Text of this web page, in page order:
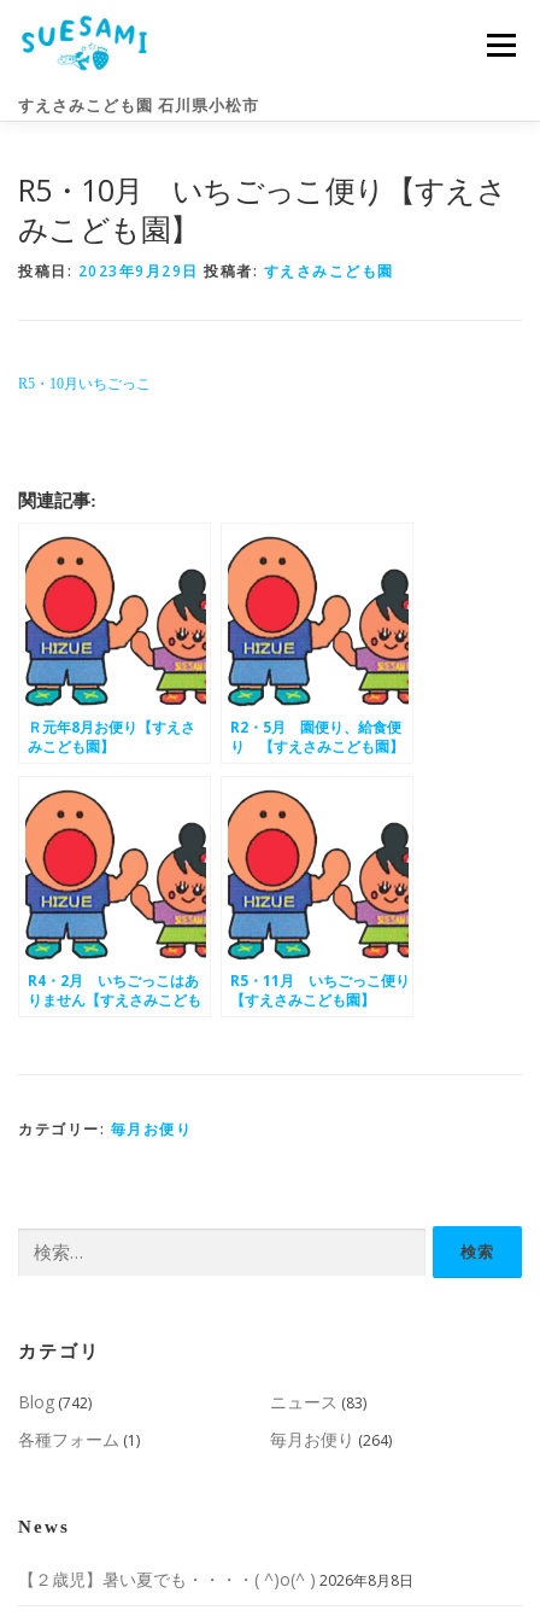
すえさみこども園 石川県小松市
メニュー
園のこと すえさみライフ 入園案内 ニュース
アクセス お問い合わせ
R5・10月 いちごっこ便り【すえさ
みこども園】
投稿日: 2023年9月29日 投稿者: すえさみこども園
R5・10月いちごっこ
関連記事:
Ｒ元年8月お便り【すえさ
みこども園】
R2・5月 園便り、給食便
り 【すえさみこども園】
R4・2月 いちごっこはあ
りません【すえさみこども
R5・11月 いちごっこ便り
【すえさみこども園】
カテゴリー: 毎月お便り
索:
カテゴリ
Blog (742) ニュース (83)
各種フォーム (1) 毎月お便り (264)
News
【２歳児】暑い夏でも・・・・( ^)o(^ ) 2026年8月8日